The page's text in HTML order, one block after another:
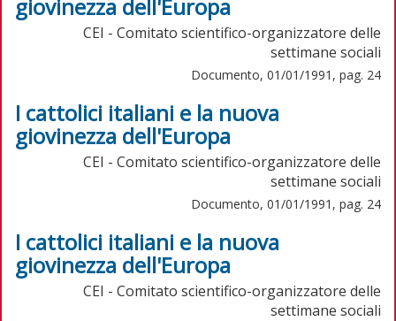
giovinezza dell'Europa
CEI - Comitato scientifico-organizzatore delle
settimane sociali
Documento, 01/01/1991, pag. 24
I cattolici italiani e la nuova
giovinezza dell'Europa
CEI - Comitato scientifico-organizzatore delle
settimane sociali
Documento, 01/01/1991, pag. 24
I cattolici italiani e la nuova
giovinezza dell'Europa
CEI - Comitato scientifico-organizzatore delle
settimane sociali